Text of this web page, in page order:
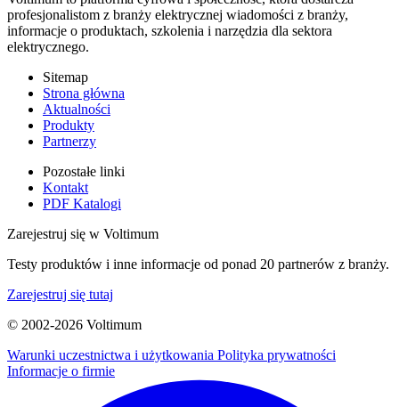
profesjonalistom z branży elektrycznej wiadomości z branży,
informacje o produktach, szkolenia i narzędzia dla sektora
elektrycznego.
Sitemap
Strona główna
Aktualności
Produkty
Partnerzy
Pozostałe linki
Kontakt
PDF Katalogi
Zarejestruj się w Voltimum
Testy produktów i inne informacje od ponad 20 partnerów z branży.
Zarejestruj się tutaj
© 2002-2026 Voltimum
Warunki uczestnictwa i użytkowania Polityka prywatności
Informacje o firmie